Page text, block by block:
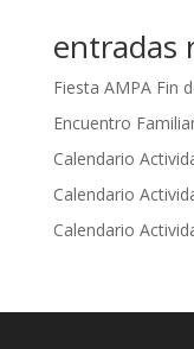
entradas
Fiesta AMPA Fin
Encuentro
Calendario
Calendario
Calendario